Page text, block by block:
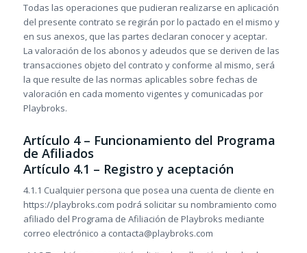
Todas las operaciones que pudieran realizarse en aplicación
del presente contrato se regirán por lo pactado en el mismo y
en sus anexos, que las partes declaran conocer y aceptar.
La valoración de los abonos y adeudos que se deriven de las
transacciones objeto del contrato y conforme al mismo, será
la que resulte de las normas aplicables sobre fechas de
valoración en cada momento vigentes y comunicadas por
Playbroks.
Artículo 4 – Funcionamiento del Programa
de Afiliados
Artículo 4.1 – Registro y aceptación
4.1.1 Cualquier persona que posea una cuenta de cliente en
https://playbroks.com podrá solicitar su nombramiento como
afiliado del Programa de Afiliación de Playbroks mediante
correo electrónico a contacta@playbroks.com